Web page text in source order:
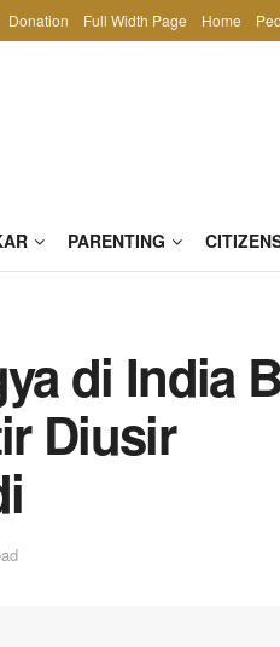
Donation Full Width Page Home
PARENTING
di India
Diusir